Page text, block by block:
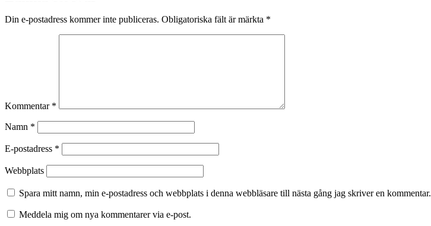
Din e-postadress kommer inte publiceras. Obligatoriska fält är märkta *
Kommentar *
Namn *
E-postadress *
Webbplats
Spara mitt namn, min e-postadress och webbplats i denna webbläsare till nästa gång jag skriver en kommentar.
Meddela mig om nya kommentarer via e-post.